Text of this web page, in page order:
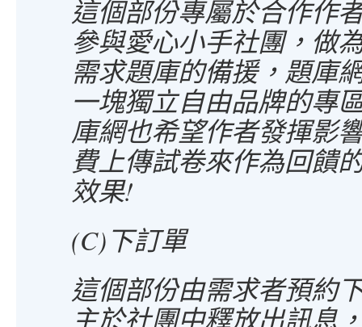
這個部份專屬於合作作
參與愛心小手社團，做
需求題庫的備援，題庫
一塊獨立自由品牌的專
庫網也希望作者發揮影
費上傳試卷來作為回饋
效果!
(C)下訂單
這個部份由需求者預約
主於社團中釋放出訊息